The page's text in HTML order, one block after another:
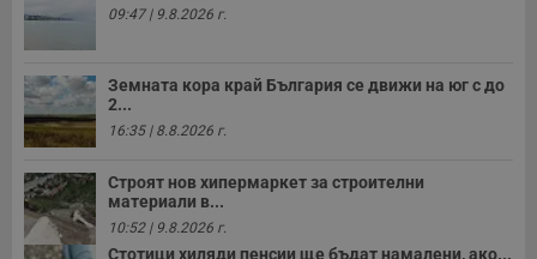
09:47 | 9.8.2026 г.
Земната кора край България се движи на юг с до
2...
16:35 | 8.8.2026 г.
Строят нов хипермаркет за строителни
материали в...
10:52 | 9.8.2026 г.
Стотици хиляди пенсии ще бъдат намалени, ако...